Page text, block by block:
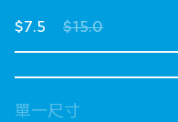
$7.5 Price reduced
$15.0to